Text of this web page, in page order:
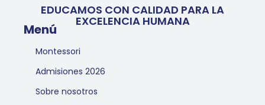
EDUCAMOS CON CALIDAD PARA LA
EXCELENCIA HUMANA
Menú
Montessori
Admisiones 2026
Sobre nosotros